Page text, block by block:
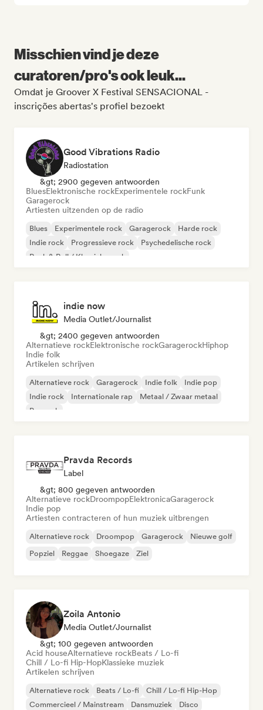
Misschien vind je deze
curatoren/pro's ook leuk...
Omdat je Groover X Festival SENSACIONAL -
inscrições abertas's profiel bezoekt
Good Vibrations Radio
Radiostation
&gt; 2900 gegeven antwoorden
BluesElektronische rockExperimentele rockFunk
Garagerock
Artiesten uitzenden op de radio
Blues Experimentele rock Garagerock
Harde rock
Indie rock
Progressieve rock
Psychedelische rock
Rock & Roll / Klassieke rock
indie now
Media Outlet/Journalist
&gt; 2400 gegeven antwoorden
Alternatieve rockElektronische rockGaragerockHiphop
Indie folk
Artikelen schrijven
Alternatieve rock Garagerock Indie folk
Indie pop
Indie rock
Internationale rap
Metaal / Zwaar metaal
Poprock
Pravda Records
Label
&gt; 800 gegeven antwoorden
Alternatieve rockDroompopElektronicaGaragerock
Indie pop
Artiesten contracteren of hun muziek uitbrengen
Alternatieve rock Droompop Garagerock
Nieuwe golf
Popziel
Reggae Shoegaze Ziel
Zoila Antonio
Media Outlet/Journalist
&gt; 100 gegeven antwoorden
Acid houseAlternatieve rockBeats / Lo-fi
Chill / Lo-fi Hip-HopKlassieke muziek
Artikelen schrijven
Alternatieve rock Beats / Lo-fi
Chill / Lo-fi Hip-Hop
Commercieel / Mainstream
Dansmuziek
Disco